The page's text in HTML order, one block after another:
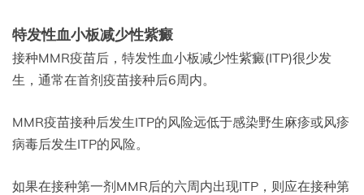
特发性血小板减少性紫癜
接种MMR疫苗后，特发性血小板减少性紫癜(ITP)很少发
生，通常在首剂疫苗接种后6周内。
MMR疫苗接种后发生ITP的风险远低于感染野生麻疹或风疹
病毒后发生ITP的风险。
如果在接种第一剂MMR后的六周内出现ITP，则应在接种第